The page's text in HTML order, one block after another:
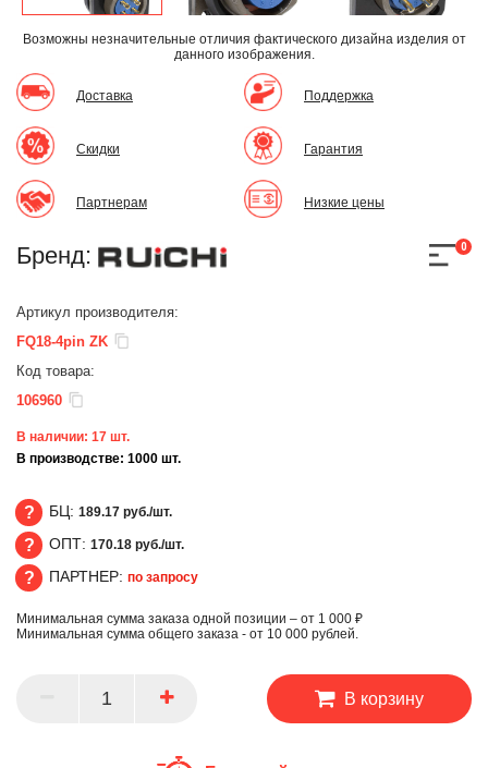
Возможны незначительные отличия фактического дизайна изделия от
данного изображения.
Доставка
Скидки
Партнерам
Поддержка
Гарантия
Низкие цены
Бренд: 0
Артикул производителя:
FQ18-4pin ZK
Код товара:
106960
В наличии: 17 шт.
В производстве: 1000 шт.
БЦ
БЦ: 189.17 руб./шт.
ОПТ
ОПТ: 170.18 руб./шт.
ПАРТНЕР
ПАРТНЕР: по запросу
Минимальная сумма заказа одной позиции – от 1 000 ₽
Минимальная сумма общего заказа - от 10 000 рублей.
В корзину